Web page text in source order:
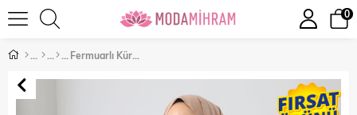
0
Fermuarlı Kürklü Kot Mont Siyah 9597